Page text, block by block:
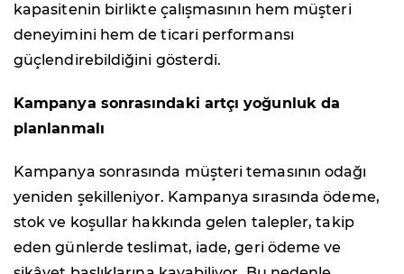
kapasitenin birlikte çalışmasının hem müşteri
deneyimini hem de ticari performansı
güçlendirebildiğini gösterdi.
Kampanya sonrasındaki artçı yoğunluk da
planlanmalı
Kampanya sonrasında müşteri temasının odağı
yeniden şekilleniyor. Kampanya sırasında ödeme,
stok ve koşullar hakkında gelen talepler, takip
eden günlerde teslimat, iade, geri ödeme ve